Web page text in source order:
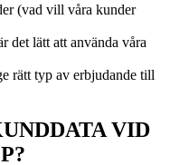
(vad vill våra kunder
det lätt att använda våra
rätt typ av erbjudande till
VID